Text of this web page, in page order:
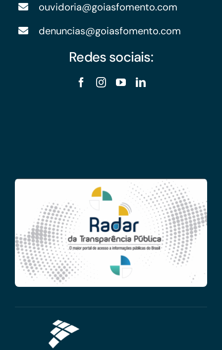
ouvidoria@goiasfomento.com
denuncias@goiasfomento.com
Redes sociais: